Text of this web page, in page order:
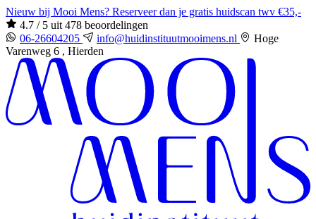
Nieuw bij Mooi Mens? Reserveer dan je gratis huidscan twv €35,-
4.7 / 5 uit 478 beoordelingen
06-26604205
info@huidinstituutmooimens.nl
Hoge
Varenweg 6 , Hierden